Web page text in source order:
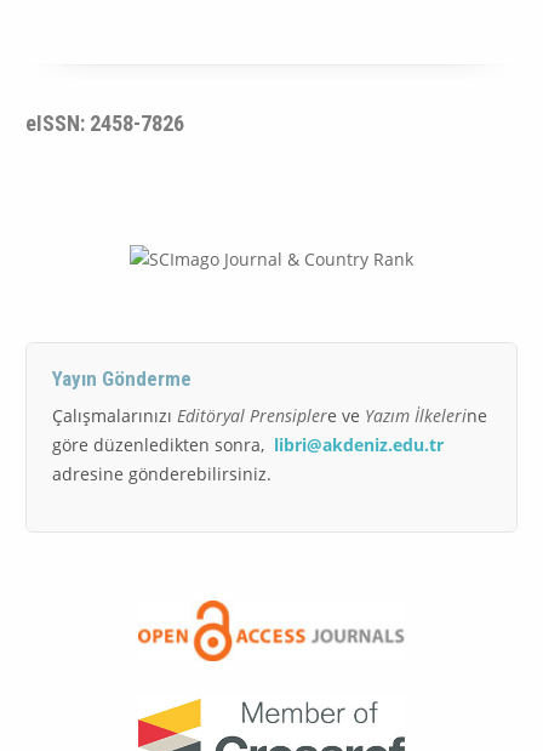
eISSN: 2458-7826
Yayın Gönderme
ÇalışmalarınızıEditöryal Prensiplere ve Yazım İlkelerine
göre düzenledikten sonra, libri@akdeniz.edu.tr
adresine gönderebilirsiniz.